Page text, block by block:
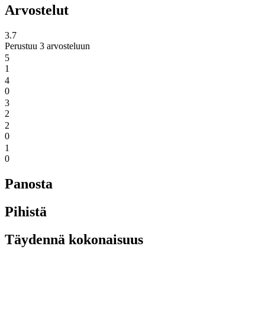
Arvostelut
3.7
Perustuu 3 arvosteluun
5
1
4
0
3
2
2
0
1
0
Panosta
Pihistä
Täydennä kokonaisuus